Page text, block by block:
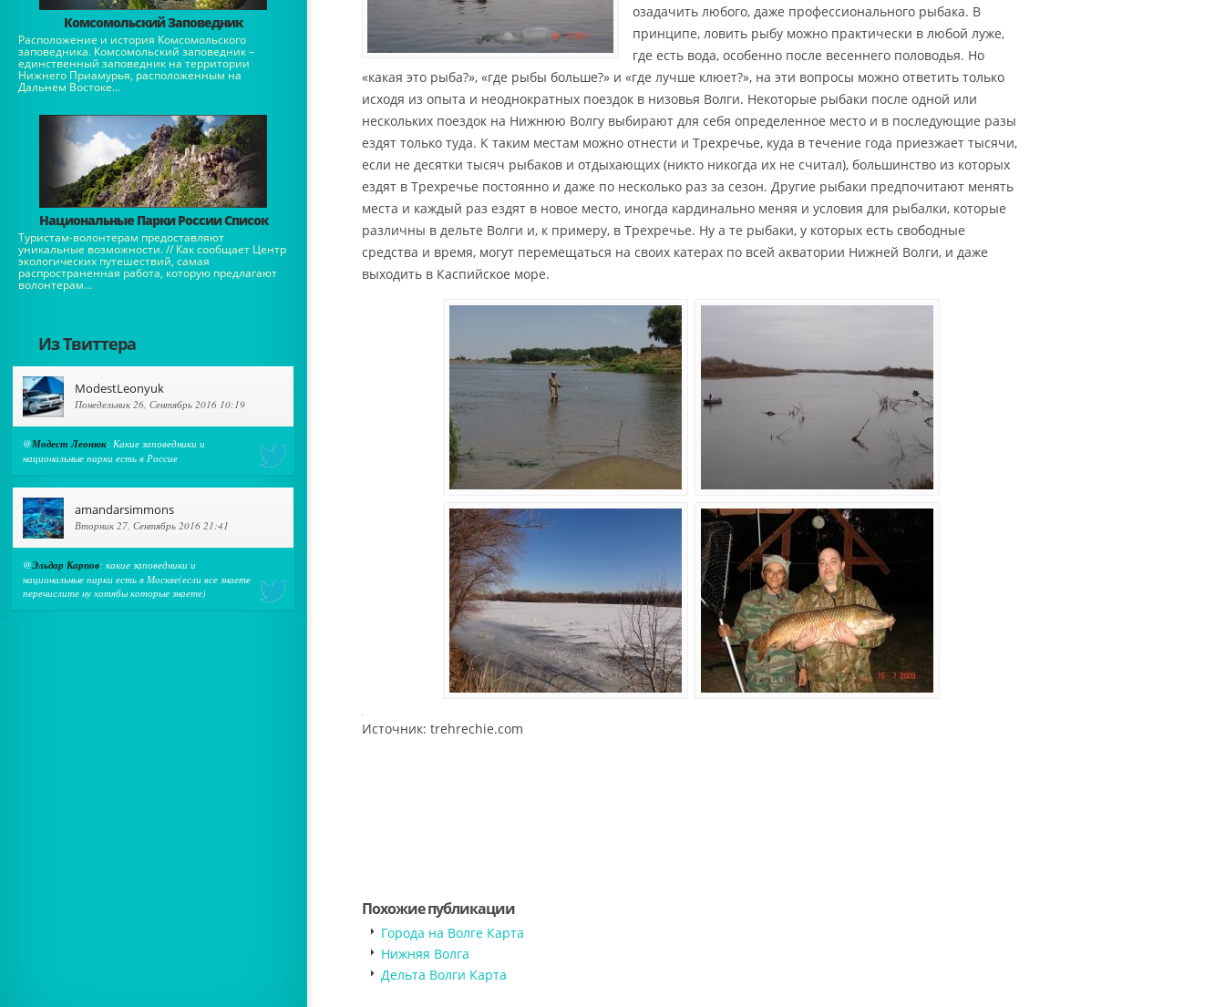
Комсомольский Заповедник
Расположение и история Комсомольского
заповедника. Комсомольский заповедник –
единственный заповедник на территории
Нижнего Приамурья, расположенным на
Дальнем Востоке...
Национальные Парки России Список
Туристам-волонтерам предоставляют
уникальные возможности. // Как сообщает Центр
экологических путешествий, самая
распространенная работа, которую предлагают
волонтерам...
Из Твиттера
ModestLeonyuk
Понедельник 26, Сентябрь 2016 10:19
@Модест Леонюк: Какие заповедники и
национальные парки есть в Россие
amandarsimmons
Вторник 27, Сентябрь 2016 21:41
@Эльдар Карпов: какие заповедники и
национальные парки есть в Москве(если все знаете
перечислите ну хотябы которые знаете)
озадачить любого, даже профессионального рыбака. В
принципе, ловить рыбу можно практически в любой луже,
где есть вода, особенно после весеннего половодья. Но
«какая это рыба?», «где рыбы больше?» и «где лучше клюет?», на эти вопросы можно ответить только
исходя из опыта и неоднократных поездок в низовья Волги. Некоторые рыбаки после одной или
нескольких поездок на Нижнюю Волгу выбирают для себя определенное место и в последующие разы
ездят только туда. К таким местам можно отнести и Трехречье, куда в течение года приезжает тысячи,
если не десятки тысяч рыбаков и отдыхающих (никто никогда их не считал), большинство из которых
ездят в Трехречье постоянно и даже по несколько раз за сезон. Другие рыбаки предпочитают менять
места и каждый раз ездят в новое место, иногда кардинально меняя и условия для рыбалки, которые
различны в дельте Волги и, к примеру, в Трехречье. Ну а те рыбаки, у которых есть свободные
средства и время, могут перемещаться на своих катерах по всей акватории Нижней Волги, и даже
выходить в Каспийское море.
Источник: trehrechie.com
Похожие публикации
Города на Волге Карта
Нижняя Волга
Дельта Волги Карта